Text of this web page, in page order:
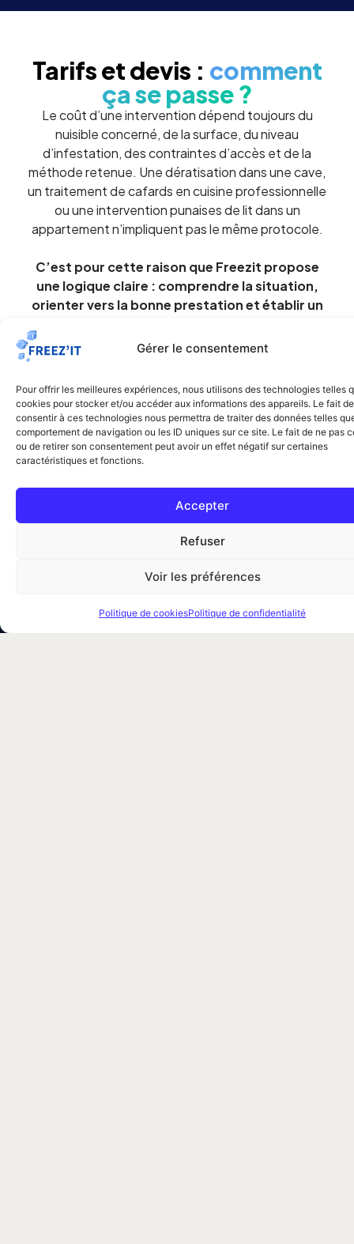
Gérer le consentement
Pour offrir les meilleures expériences, nous utilisons des technologies telles
cookies pour stocker et/ou accéder aux informations des appareils. Le fait de
consentir à ces technologies nous permettra de traiter des données telles
comportement de navigation ou les ID uniques sur ce site. Le fait de ne pas
ou de retirer son consentement peut avoir un effet négatif sur certaines
caractéristiques et fonctions.
Accepter
Refuser
Voir les préférences
Politique de cookiesPolitique de confidentialité
Tarifs et devis : comment
ça se passe ?
Le coût d’une intervention dépend toujours du
nuisible concerné, de la surface, du niveau
d’infestation, des contraintes d’accès et de la
méthode retenue. Une dératisation dans une cave,
un traitement de cafards en cuisine professionnelle
ou une intervention punaises de lit dans un
appartement n’impliquent pas le même protocole.
C’est pour cette raison que Freezit propose
une logique claire : comprendre la situation,
orienter vers la bonne prestation et établir un
désinsectisation peuvent aussi aider à mieux cadrer
la demande avant prise de contact.
Découvrir nos simulateurs de prix
de-France. Punaises de lit, dératisation,